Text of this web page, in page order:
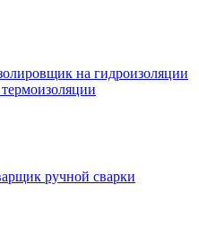
на гидроизоляции
ручной сварки